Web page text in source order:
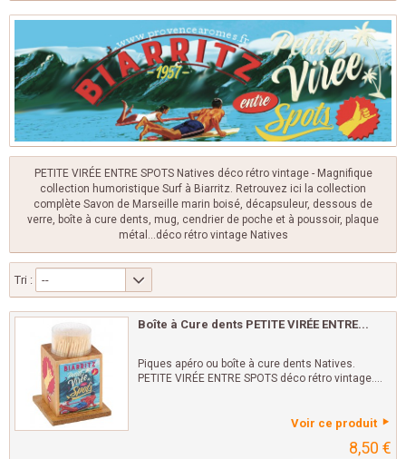
PETITE VIRÉE ENTRE SPOTS Natives déco rétro vintage - Magnifique
collection humoristique Surf à Biarritz. Retrouvez ici la collection
complète Savon de Marseille marin boisé, décapsuleur, dessous de
verre, boîte à cure dents, mug, cendrier de poche et à poussoir, plaque
métal...déco rétro vintage Natives
Tri : --
Boîte à Cure dents PETITE VIRÉE ENTRE...
Piques apéro ou boîte à cure dents Natives.
PETITE VIRÉE ENTRE SPOTS déco rétro vintage....
Voir ce produit
8,50 €